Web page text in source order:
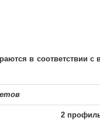
в соответствии c
2